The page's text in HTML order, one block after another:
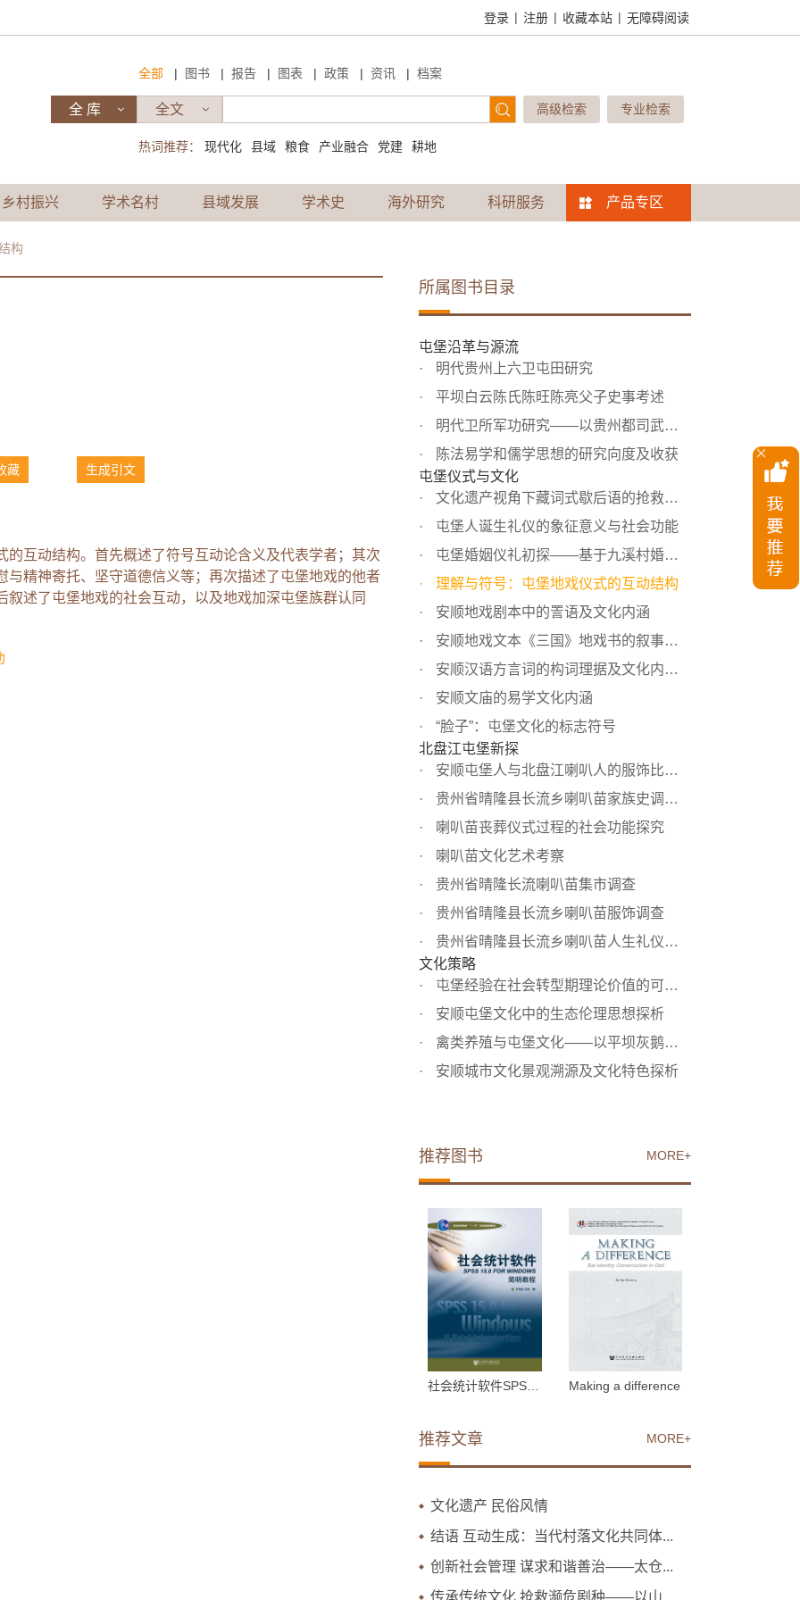
登录 | 注册 | 收藏本站 | 无障碍阅读
全部 | 图书 | 报告 | 图表 | 政策 | 资讯 | 档案
高级检索 专业检索
热词推荐： 现代化 县域 粮食 产业融合 党建 耕地
乡村振兴 学术名村 县域发展 学术史 海外研究 科研服务 产品专区
构
藏 生成引文
的互动结构。首先概述了符号互动论含义及代表学者；其次
精神寄托、坚守道德信义等；再次描述了屯堡地戏的他者
述了屯堡地戏的社会互动，以及地戏加深屯堡族群认同
所属图书目录
屯堡沿革与源流
明代贵州上六卫屯田研究
平坝白云陈氏陈旺陈亮父子史事考述
明代卫所军功研究——以贵州都司武职选簿为中心
陈法易学和儒学思想的研究向度及收获
屯堡仪式与文化
文化遗产视角下藏词式歇后语的抢救与发掘——以屯堡人的“...
屯堡人诞生礼仪的象征意义与社会功能
屯堡婚姻仪礼初探——基于九溪村婚礼仪式的田野描写
理解与符号：屯堡地戏仪式的互动结构
安顺地戏剧本中的詈语及文化内涵
安顺地戏文本《三国》地戏书的叙事特色浅析
安顺汉语方言词的构词理据及文化内涵研究
安顺文庙的易学文化内涵
“脸子”：屯堡文化的标志符号
北盘江屯堡新探
安顺屯堡人与北盘江喇叭人的服饰比较——兼论明代屯军妇女...
贵州省晴隆县长流乡喇叭苗家族史调查与相关问题探析
喇叭苗丧葬仪式过程的社会功能探究
喇叭苗文化艺术考察
贵州省晴隆长流喇叭苗集市调查
贵州省晴隆县长流乡喇叭苗服饰调查
贵州省晴隆县长流乡喇叭苗人生礼仪调查
文化策略
屯堡经验在社会转型期理论价值的可能性探析
安顺屯堡文化中的生态伦理思想探析
禽类养殖与屯堡文化——以平坝灰鹅为例
安顺城市文化景观溯源及文化特色探析
MORE+
推荐图书
Making a difference
MORE+
推荐文章
文化遗产 民俗风情
结语 互动生成：当代村落文化共同体...
创新社会管理 谋求和谐善治——太仓...
传承传统文化 抢救濒危剧种——以山...